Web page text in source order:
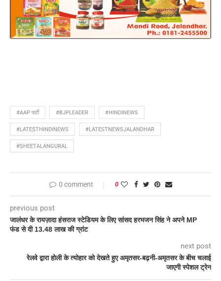
#AAP पार्टी #BJPLEADER #HINDINEWS
#LATESTHINDINEWS #LATESTNEWSJALANDHAR
#SHEETALANGURAL
0 comment 0
previous post
जालंधर के रायज़ादा हंसराज स्टेडियम के लिए सांसद हरभजन सिंह ने अपने MP
फंड से दी 13.48 लाख की ग्रांट
next post
रेलवे द्वारा होली के त्योहार को देखते हुए अमृतसर-बढ़नी-अमृतसर के बीच चलाई
जाएगी स्पेशल ट्रेन